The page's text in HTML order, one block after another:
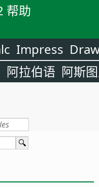
帮助
Impress
阿拉伯语 阿斯